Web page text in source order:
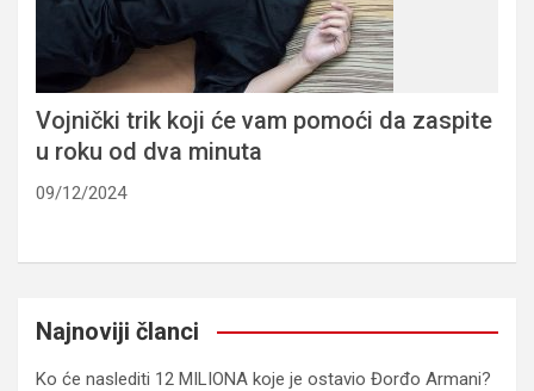
Vojnički trik koji će vam pomoći da zaspite
u roku od dva minuta
09/12/2024
Najnoviji članci
Ko će naslediti 12 MILIONA koje je ostavio Đorđo Armani?